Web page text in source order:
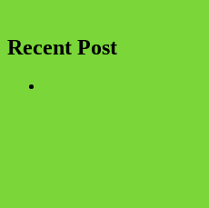
Recent Post